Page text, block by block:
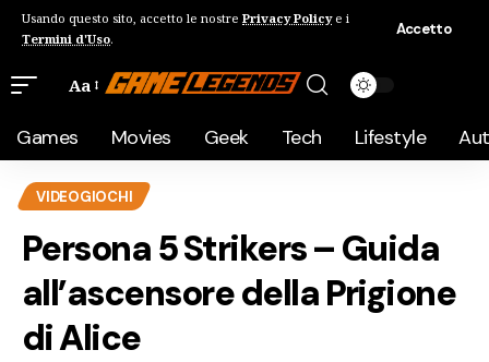
Usando questo sito, accetto le nostre Privacy Policye i
Termini d'Uso.
Accetto
Aa
Games Movies Geek Tech Lifestyle
VIDEOGIOCHI
Persona 5 Strikers – Guida
all’ascensore della Prigione
di Alice